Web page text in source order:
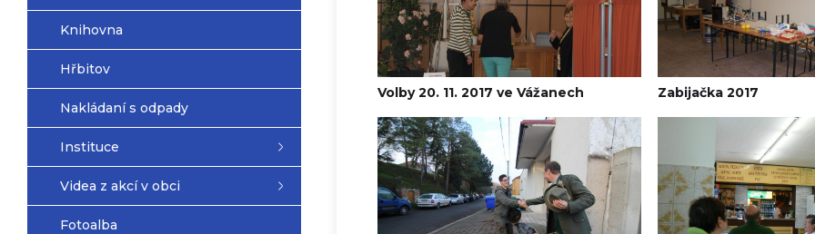
Knihovna
Hřbitov
Nakládaní s odpady
Instituce
Videa z akcí v obci
Fotoalba
Volby 20. 11. 2017 ve Vážanech Zabijačka 2017